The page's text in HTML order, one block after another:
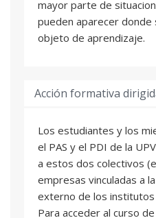
mayor parte de
pueden aparecer donde
objeto de aprendizaje.
Acción formativa
Los estudiantes y los
el PAS y el PDI de la
a estos dos colectivos
empresas vinculadas a
externo de los institutos
Para acceder al curso